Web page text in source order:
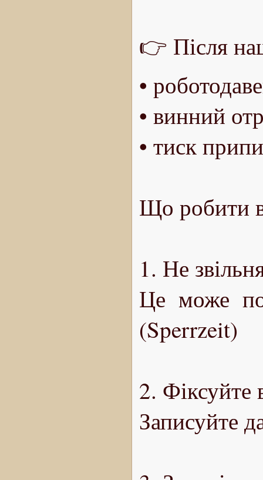
👉 Після
•
• винний
• тиск
Що робити
1. Не
Це може
(Sperrzeit)
2. Фіксуйте
Записуйте